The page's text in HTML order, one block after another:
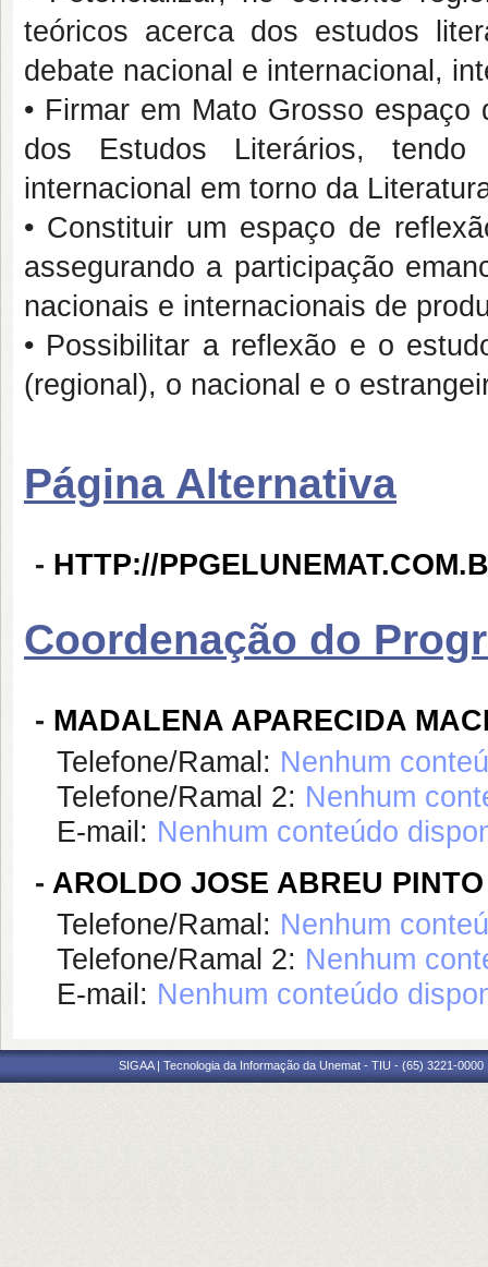
teóricos acerca dos estudos
debate nacional e internacional,
• Firmar em Mato Grosso
dos Estudos Literários,
internacional em torno da
• Constituir um espaço de
assegurando a participação
nacionais e internacionais de
• Possibilitar a reflexão e o
(regional), o nacional e o
Página Alternativa
- HTTP://
Coordenação do
- MADALENA APARECIDA
Telefone/Ramal: Nenhum
Telefone/Ramal 2: Nenhum
E-mail: Nenhum conteúdo
- AROLDO JOSE ABREU PINTO
Telefone/Ramal: Nenhum
Telefone/Ramal 2: Nenhum
E-mail: Nenhum conteúdo
SIGAA | Tecnologia da Informação da Unemat - TIU - (65) 3221-